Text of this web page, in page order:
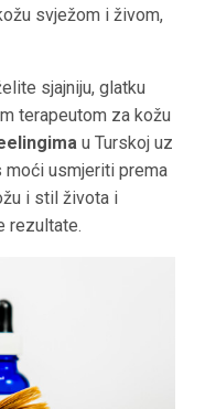
svježom i živom,
sjajniju, glatku
terapeutom za kožu
u Turskoj uz
moći usmjeriti prema
i stil života i
rezultate.